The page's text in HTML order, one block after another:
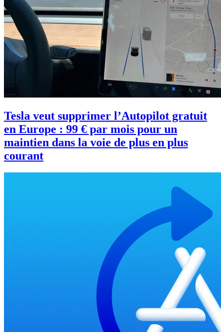
Tesla veut supprimer l’Autopilot gratuit
en Europe : 99 € par mois pour un
maintien dans la voie de plus en plus
courant